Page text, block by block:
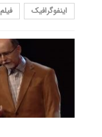
اینفوگرافیک فیلم